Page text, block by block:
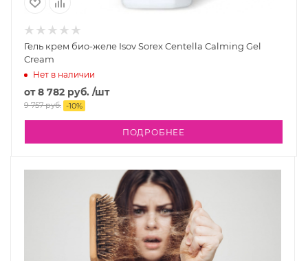
Гель крем био-желе Isov Sorex Centella Calming Gel
Cream
Нет в наличии
от8 782 руб. /шт
9 757 руб. -10%
ПОДРОБНЕЕ